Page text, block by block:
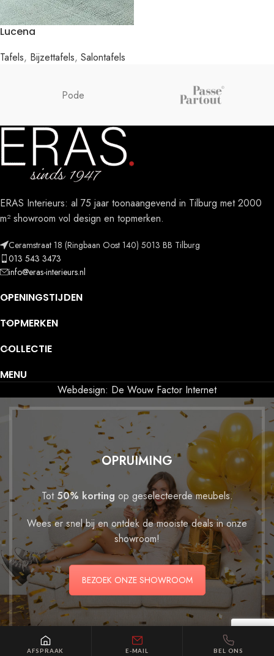
AFSPRAAK E-MAIL BEL ONS
Lucena
Tafels, Bijzettafels, Salontafels
Pode
ERAS Interieurs: al 75 jaar toonaangevend in Tilburg met 2000
m² showroom vol design en topmerken.
Ceramstraat 18 (Ringbaan Oost 140) 5013 BB Tilburg
013 543 3473
info@eras-interieurs.nl
OPENINGSTIJDEN
TOPMERKEN
COLLECTIE
MENU
Webdesign: De Wouw Factor Internet
OPRUIMING
Tot 50% korting op geselecteerde meubels.
Wees er snel bij en ontdek de mooiste deals in onze
showroom!
BEZOEK ONZE SHOWROOM